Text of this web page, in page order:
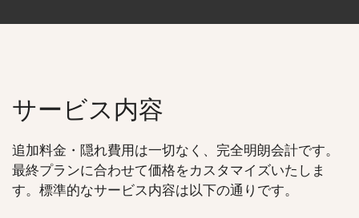
サービス内容
追加料金・隠れ費用は一切なく、完全明朗会計です。
最終プランに合わせて価格をカスタマイズいたしま
す。標準的なサービス内容は以下の通りです。